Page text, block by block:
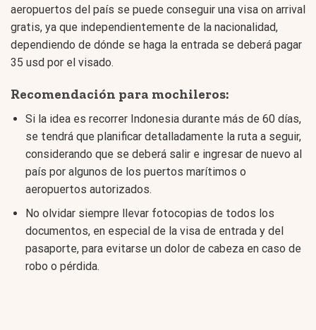
aeropuertos del país se puede conseguir una visa on arrival
gratis, ya que independientemente de la nacionalidad,
dependiendo de dónde se haga la entrada se deberá pagar
35 usd por el visado.
Recomendación para mochileros:
Si la idea es recorrer Indonesia durante más de 60 días,
se tendrá que planificar detalladamente la ruta a seguir,
considerando que se deberá salir e ingresar de nuevo al
país por algunos de los puertos marítimos o
aeropuertos autorizados.
No olvidar siempre llevar fotocopias de todos los
documentos, en especial de la visa de entrada y del
pasaporte, para evitarse un dolor de cabeza en caso de
robo o pérdida.